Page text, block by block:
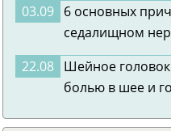
03.09 6 основных
седалищном
22.08 Шейное
болью в шее и